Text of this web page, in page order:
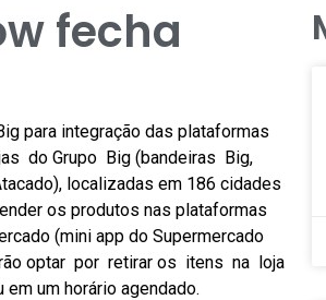
fecha
para integração das plataformas
do Grupo Big (bandeiras Big,
localizadas em 186 cidades
os produtos nas plataformas
(mini app do Supermercado
optar por retirar os itens na loja
um horário agendado.